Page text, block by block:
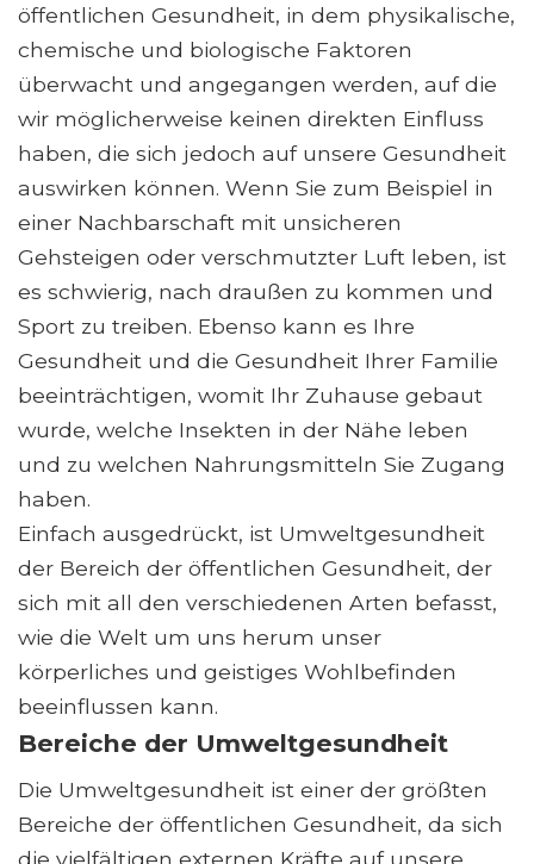
öffentlichen Gesundheit, in dem physikalische,
chemische und biologische Faktoren
überwacht und angegangen werden, auf die
wir möglicherweise keinen direkten Einfluss
haben, die sich jedoch auf unsere Gesundheit
auswirken können. Wenn Sie zum Beispiel in
einer Nachbarschaft mit unsicheren
Gehsteigen oder verschmutzter Luft leben, ist
es schwierig, nach draußen zu kommen und
Sport zu treiben. Ebenso kann es Ihre
Gesundheit und die Gesundheit Ihrer Familie
beeinträchtigen, womit Ihr Zuhause gebaut
wurde, welche Insekten in der Nähe leben
und zu welchen Nahrungsmitteln Sie Zugang
haben.
Einfach ausgedrückt, ist Umweltgesundheit
der Bereich der öffentlichen Gesundheit, der
sich mit all den verschiedenen Arten befasst,
wie die Welt um uns herum unser
körperliches und geistiges Wohlbefinden
beeinflussen kann.
Bereiche der Umweltgesundheit
Die Umweltgesundheit ist einer der größten
Bereiche der öffentlichen Gesundheit, da sich
die vielfältigen externen Kräfte auf unsere